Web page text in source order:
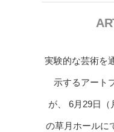
実験的な芸術を
示するアート
が、 6月29日（
の草月ホールに